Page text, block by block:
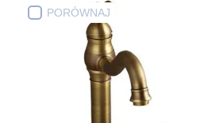
PORÓWNAJ